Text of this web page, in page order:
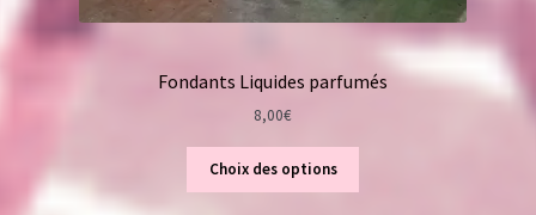
Fondants Liquides parfumés
8,00€
Choix des options